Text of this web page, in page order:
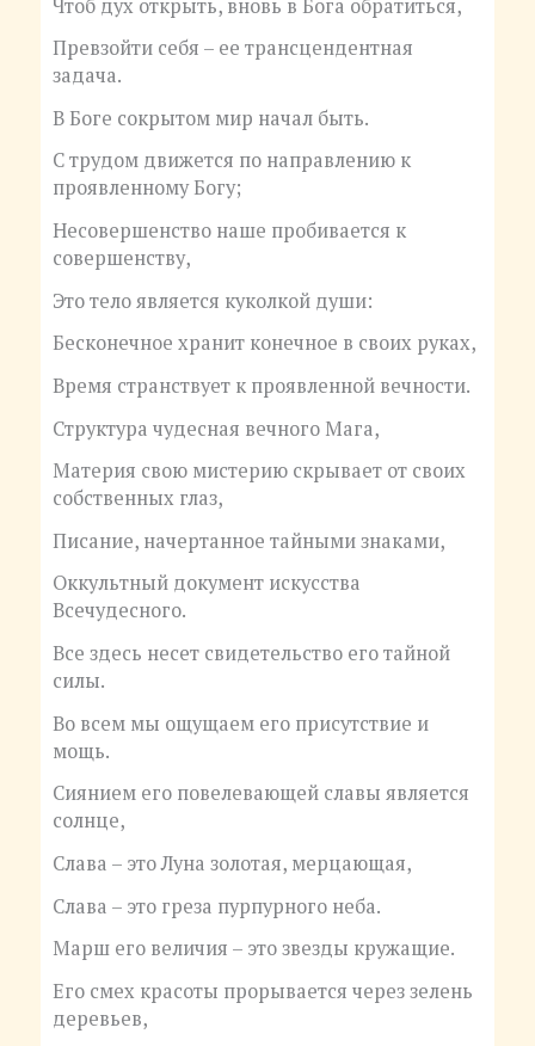
Чтоб дух открыть, вновь в Бога обратиться,
Превзойти себя – ее трансцендентная
задача.
В Боге сокрытом мир начал быть.
С трудом движется по направлению к
проявленному Богу;
Несовершенство наше пробивается к
совершенству,
Это тело является куколкой души:
Бесконечное хранит конечное в своих руках,
Время странствует к проявленной вечности.
Структура чудесная вечного Мага,
Материя свою мистерию скрывает от своих
собственных глаз,
Писание, начертанное тайными знаками,
Оккультный документ искусства
Всечудесного.
Все здесь несет свидетельство его тайной
силы.
Во всем мы ощущаем его присутствие и
мощь.
Сиянием его повелевающей славы является
солнце,
Слава – это Луна золотая, мерцающая,
Слава – это греза пурпурного неба.
Марш его величия – это звезды кружащие.
Его смех красоты прорывается через зелень
деревьев,